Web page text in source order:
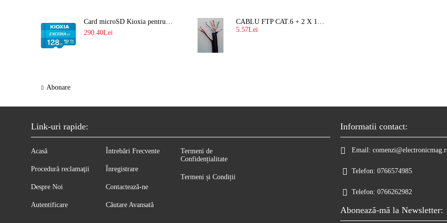
Card microSD Kioxia pentru CCTV cu capacitate memorie 128GB Ultra HD 4K LMEX2L128GG2
290.40Lei
Abonare
CABLU FTP CAT.6 + 2 X 1.5 MM2 ( LITAT ) CU SUFA
5.57Lei
Link-uri rapide:
Acasă
Procedură reclamaţii
Despre Noi
Autentificare
Întrebări Frecvente
Înregistrare
Contactează-ne
Căutare Avansată
Termeni de
Confidențialitate
Termeni și Condiții
Informatii contact:
Email:
Telefon: 0766574985
Telefon: 0766262982
Abonează-mă la Newsletter: